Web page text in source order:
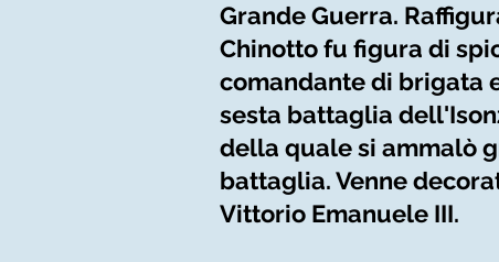
Grande Guerra.
Chinotto fu figura di
comandante di brigata
sesta battaglia
della quale si ammalò
battaglia. Venne
Vittorio Emanuele III.